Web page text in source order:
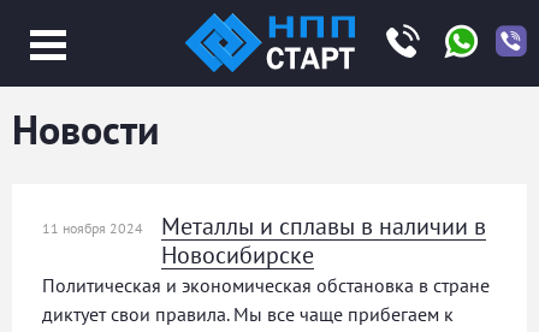
Новости
11 ноября 2024
Металлы и сплавы в наличии в
Новосибирске
Политическая и экономическая обстановка в стране
диктует свои правила. Мы все чаще прибегаем к